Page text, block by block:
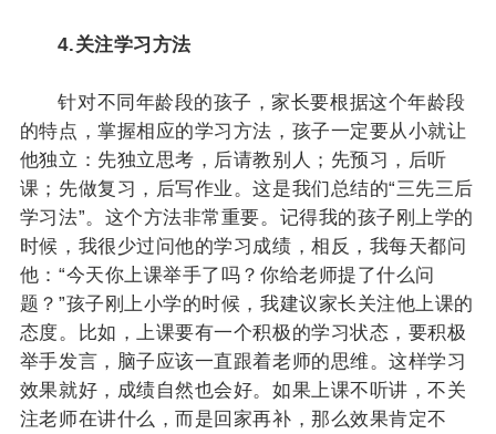
4.关注学习方法
针对不同年龄段的孩子，家长要根据这个年龄段
的特点，掌握相应的学习方法，孩子一定要从小就让
他独立：先独立思考，后请教别人；先预习，后听
课；先做复习，后写作业。这是我们总结的“三先三后
学习法”。这个方法非常重要。记得我的孩子刚上学的
时候，我很少过问他的学习成绩，相反，我每天都问
他：“今天你上课举手了吗？你给老师提了什么问
题？”孩子刚上小学的时候，我建议家长关注他上课的
态度。比如，上课要有一个积极的学习状态，要积极
举手发言，脑子应该一直跟着老师的思维。这样学习
效果就好，成绩自然也会好。如果上课不听讲，不关
注老师在讲什么，而是回家再补，那么效果肯定不